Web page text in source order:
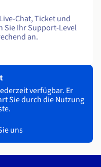
Chat, Ticket und
Sie Ihr Support-Level
an.
verfügbar. Er
Sie durch die Nutzung
uns